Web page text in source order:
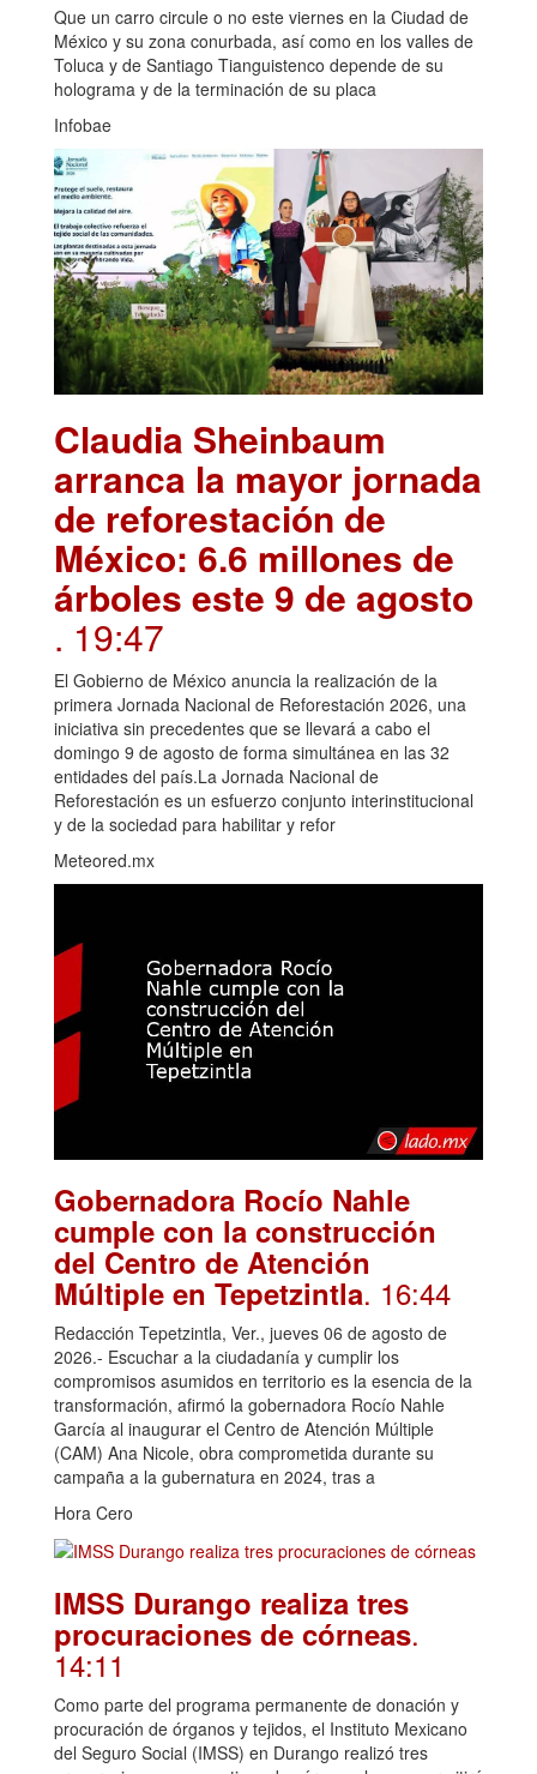
Que un carro circule o no este viernes en la Ciudad de
México y su zona conurbada, así como en los valles de
Toluca y de Santiago Tianguistenco depende de su
holograma y de la terminación de su placa
Infobae
Claudia Sheinbaum
arranca la mayor jornada
de reforestación de
México: 6.6 millones de
árboles este 9 de agosto
. 19:47
El Gobierno de México anuncia la realización de la
primera Jornada Nacional de Reforestación 2026, una
iniciativa sin precedentes que se llevará a cabo el
domingo 9 de agosto de forma simultánea en las 32
entidades del país.La Jornada Nacional de
Reforestación es un esfuerzo conjunto interinstitucional
y de la sociedad para habilitar y refor
Meteored.mx
Gobernadora Rocío Nahle
cumple con la construcción
del Centro de Atención
Múltiple en Tepetzintla. 16:44
Redacción Tepetzintla, Ver., jueves 06 de agosto de
2026.- Escuchar a la ciudadanía y cumplir los
compromisos asumidos en territorio es la esencia de la
transformación, afirmó la gobernadora Rocío Nahle
García al inaugurar el Centro de Atención Múltiple
(CAM) Ana Nicole, obra comprometida durante su
campaña a la gubernatura en 2024, tras a
Hora Cero
IMSS Durango realiza tres
procuraciones de córneas.
14:11
Como parte del programa permanente de donación y
procuración de órganos y tejidos, el Instituto Mexicano
del Seguro Social (IMSS) en Durango realizó tres